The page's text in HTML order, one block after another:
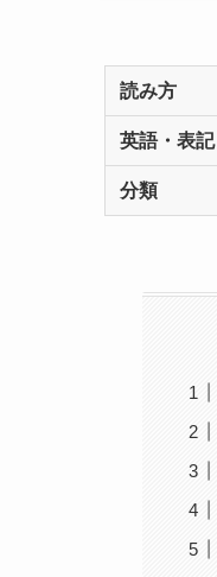
読み方
英語・表記
分類